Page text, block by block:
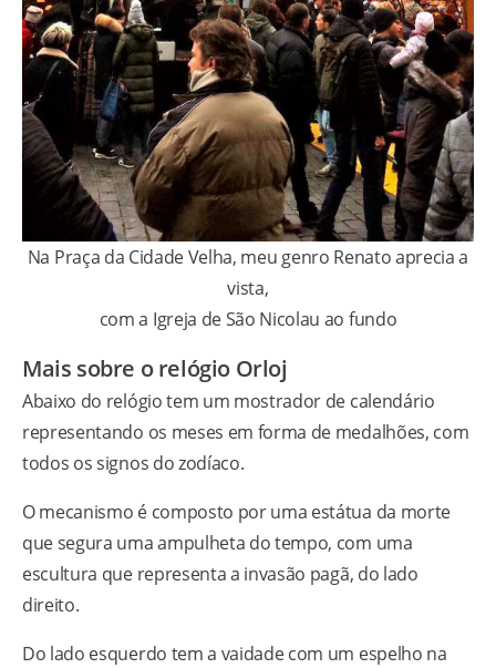
Na Praça da Cidade Velha, meu genro Renato aprecia a
vista,
com a Igreja de São Nicolau ao fundo
Mais sobre o relógio Orloj
Abaixo do relógio tem um mostrador de calendário
representando os meses em forma de medalhões, com
todos os signos do zodíaco.
O mecanismo é composto por uma estátua da morte
que segura uma ampulheta do tempo, com uma
escultura que representa a invasão pagã, do lado
direito.
Do lado esquerdo tem a vaidade com um espelho na